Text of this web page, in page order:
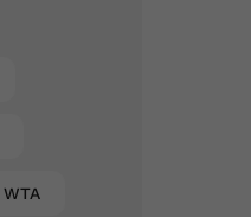
WTA